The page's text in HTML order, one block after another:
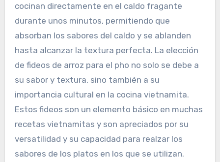
cocinan directamente en el caldo fragante
durante unos minutos, permitiendo que
absorban los sabores del caldo y se ablanden
hasta alcanzar la textura perfecta. La elección
de fideos de arroz para el pho no solo se debe a
su sabor y textura, sino también a su
importancia cultural en la cocina vietnamita.
Estos fideos son un elemento básico en muchas
recetas vietnamitas y son apreciados por su
versatilidad y su capacidad para realzar los
sabores de los platos en los que se utilizan.